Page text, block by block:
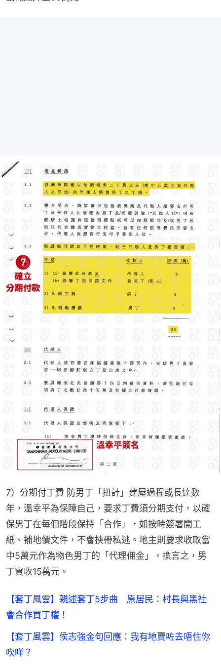
7）分期付丁費 防男丁「扭計」建屋過程或長達數
年，溫幸平為保障自己，要求丁費須分期支付，以確
保男丁在每個階段保持「合作」，如按時簽署開工
紙、補地價文件，不會挾帶私逃。地主則要求收取當
中5萬元作為物色男丁的「代理佣金」，換言之，男
丁實收15萬元。
【套丁風雲】親述套丁5步曲 原居民：村長與黑社
會合作買丁權！
【套丁風雲】侯志強金句回應：我有地賣咗去唔住你
吹咩？